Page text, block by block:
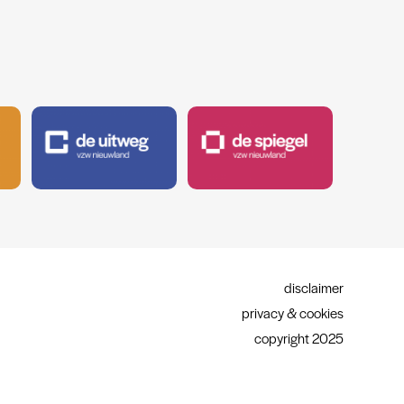
disclaimer
privacy & cookies
copyright 2025